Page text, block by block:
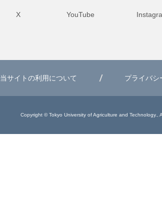
X YouTube
当サイトの利用について プライバシ
Copyright © Tokyo University of Agriculture and Technology.,